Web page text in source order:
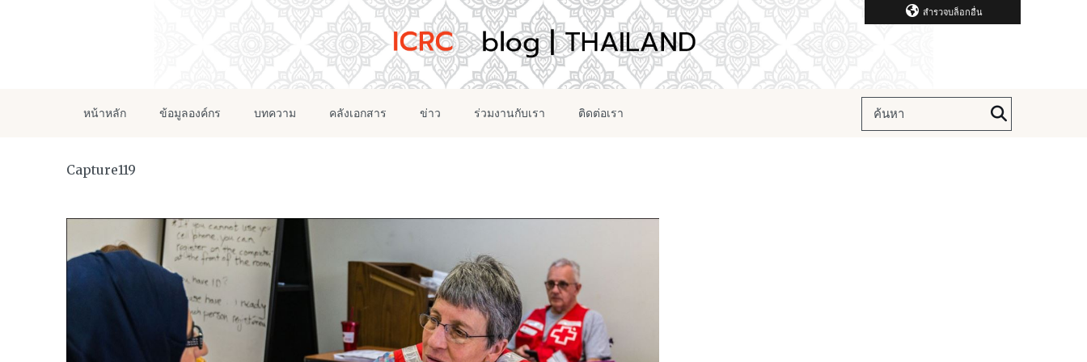
สำรวจบล็อกอื่น
หน้าหลัก ข้อมูลองค์กร บทความ คลังเอกสาร ข่าว ร่วมงานกับเรา ติดต่อเรา
Capture119